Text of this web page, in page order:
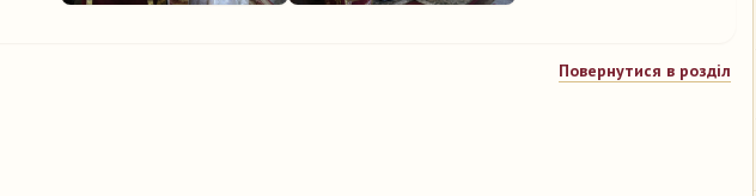
Повернутися в розділ